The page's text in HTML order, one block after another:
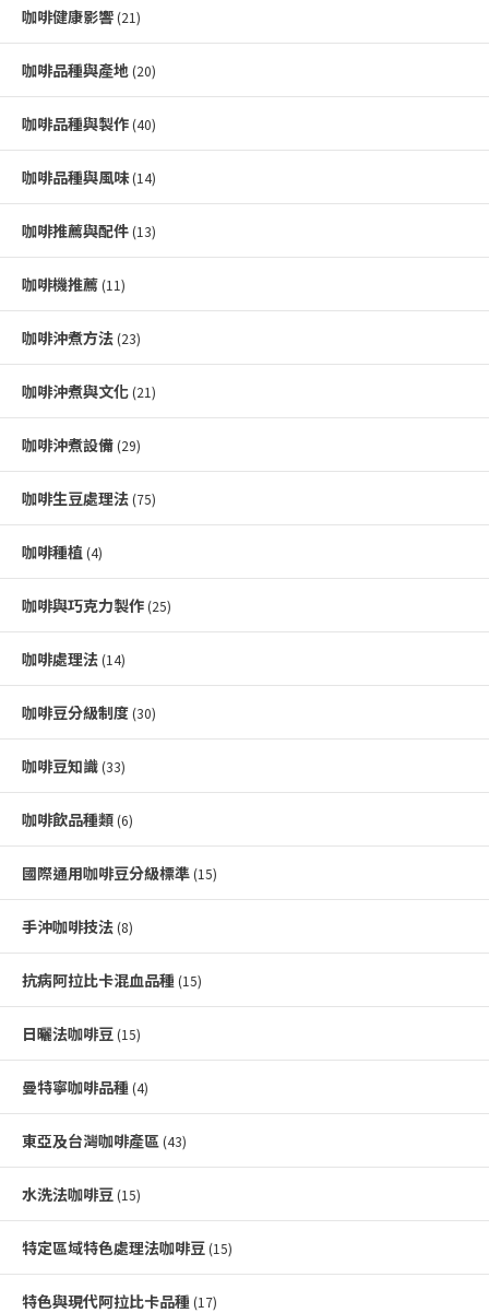
咖啡健康影響 (21)
咖啡品種與產地 (20)
咖啡品種與製作 (40)
咖啡品種與風味(14)
咖啡推薦與配件 (13)
咖啡機推薦 (11)
咖啡沖煮方法 (23)
咖啡沖煮與文化 (21)
咖啡沖煮設備 (29)
咖啡生豆處理法 (75)
咖啡種植 (4)
咖啡與巧克力製作 (25)
咖啡處理法 (14)
咖啡豆分級制度 (30)
咖啡豆知識 (33)
咖啡飲品種類 (6)
國際通用咖啡豆分級標準 (15)
手沖咖啡技法 (8)
抗病阿拉比卡混血品種 (15)
日曬法咖啡豆 (15)
曼特寧咖啡品種 (4)
東亞及台灣咖啡產區 (43)
水洗法咖啡豆 (15)
特定區域特色處理法咖啡豆 (15)
特色與現代阿拉比卡品種 (17)